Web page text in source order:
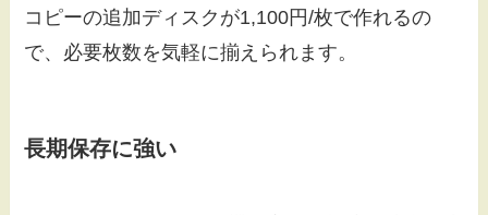
コピーの追加ディスクが1,100円/枚で作れるの
で、必要枚数を気軽に揃えられます。
長期保存に強い